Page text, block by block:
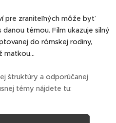
pre zraniteľných môže byť
témou. Film ukazuje silný
do rómskej rodiny,
matkou...
štruktúry a odporúčanej
témy nájdete tu: